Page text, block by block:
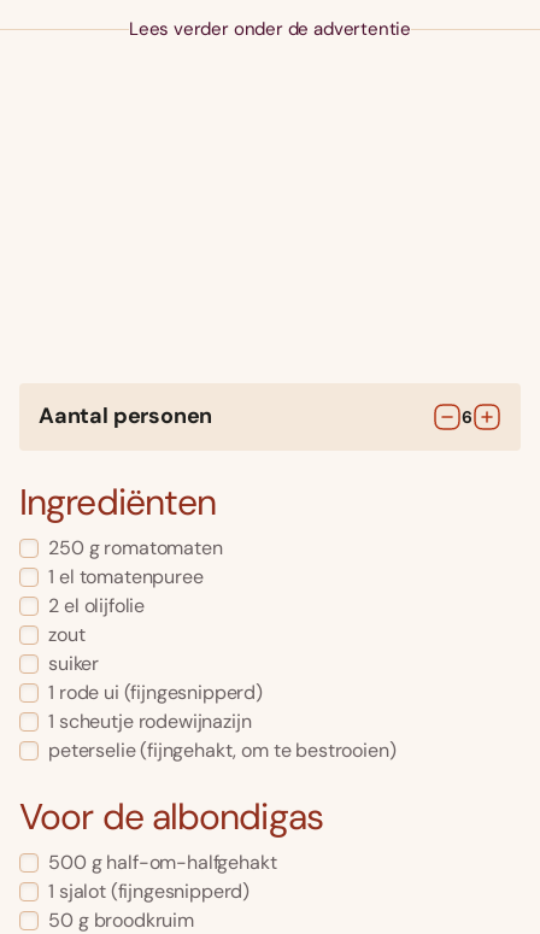
Lees verder onder de advertentie
Aantal personen 6
Ingrediënten
250 g romatomaten
1 el tomatenpuree
2el olijfolie
zout
suiker
1 rode ui (fijngesnipperd)
1 scheutje rodewijnazijn
peterselie(fijngehakt, om te bestrooien)
Voor de albondigas
500 g half-om-halfgehakt
1 sjalot(fijngesnipperd)
50 g broodkruim